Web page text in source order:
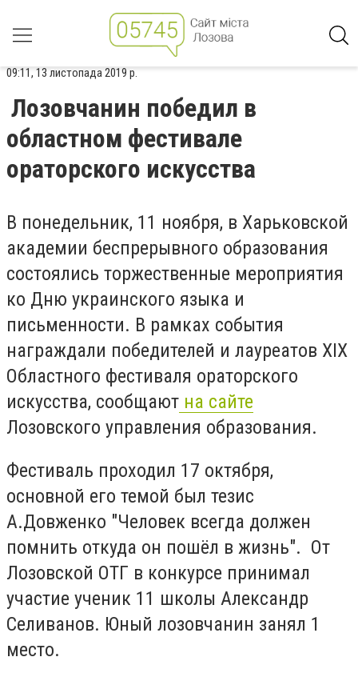
09:11, 13 листопада 2019 р.
Лозовчанин победил в
областном фестивале
ораторского искусства
В понедельник, 11 ноября, в Харьковской
академии беспрерывного образования
состоялись торжественные мероприятия
ко Дню украинского языка и
письменности. В рамках события
награждали победителей и лауреатов ХІХ
Областного фестиваля ораторского
искусства, сообщают на сайте
Лозовского управления образования.
Фестиваль проходил 17 октября,
основной его темой был тезис
А.Довженко "Человек всегда должен
помнить откуда он пошёл в жизнь". От
Лозовской ОТГ в конкурсе принимал
участие ученик 11 школы Александр
Селиванов. Юный лозовчанин занял 1
место.